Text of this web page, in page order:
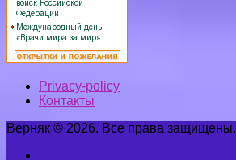
Privacy-policy
Контакты
Верняк © 2026. Все права защищены.